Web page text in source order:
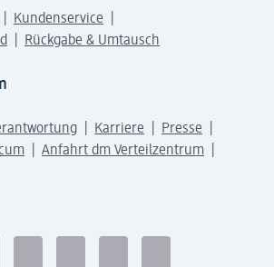
Kundenservice
Rückgabe & Umtausch
Karriere
Presse
Anfahrt dm Verteilzentrum